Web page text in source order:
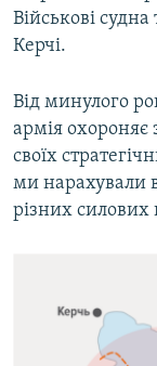
Військові
Керчі.
Від минулого
армія охороняє
своїх
ми нарахували
різних силових